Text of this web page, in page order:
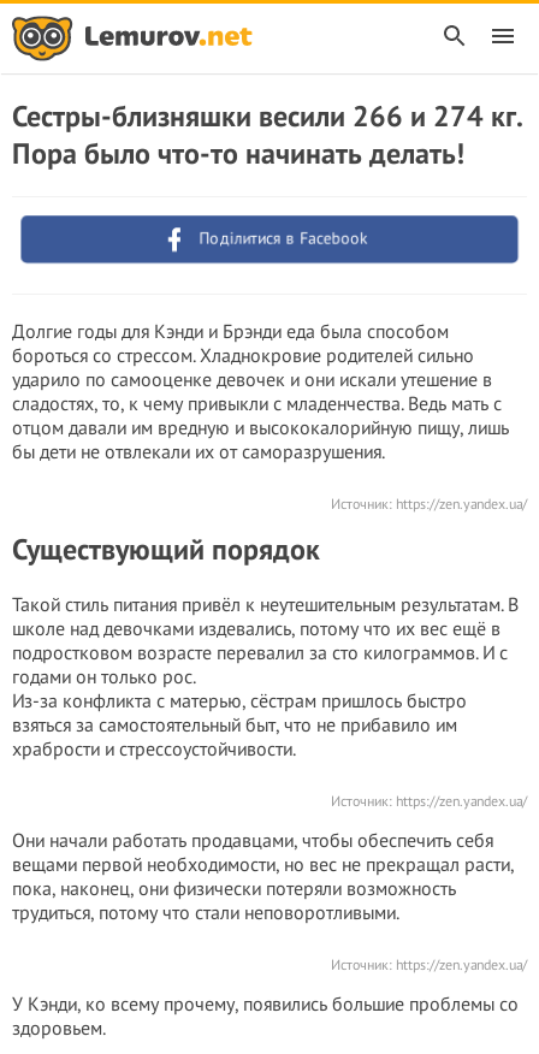
Сестры-близняшки весили 266 и 274 кг.
Пора было что-то начинать делать!
Поділитися в Facebook
Долгие годы для Кэнди и Брэнди еда была способом
бороться со стрессом. Хладнокровие родителей сильно
ударило по самооценке девочек и они искали утешение в
сладостях, то, к чему привыкли с младенчества. Ведь мать с
отцом давали им вредную и высококалорийную пищу, лишь
бы дети не отвлекали их от саморазрушения.
Источник: https://zen.yandex.ua/
Существующий порядок
Такой стиль питания привёл к неутешительным результатам. В
школе над девочками издевались, потому что их вес ещё в
подростковом возрасте перевалил за сто килограммов. И с
годами он только рос.
Из-за конфликта с матерью, сёстрам пришлось быстро
взяться за самостоятельный быт, что не прибавило им
храбрости и стрессоустойчивости.
Источник: https://zen.yandex.ua/
Они начали работать продавцами, чтобы обеспечить себя
вещами первой необходимости, но вес не прекращал расти,
пока, наконец, они физически потеряли возможность
трудиться, потому что стали неповоротливыми.
Источник: https://zen.yandex.ua/
У Кэнди, ко всему прочему, появились большие проблемы со
здоровьем.